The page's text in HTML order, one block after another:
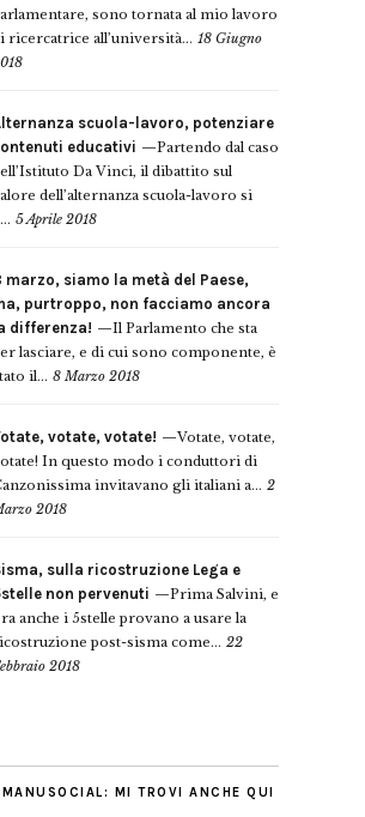
sono tornata al mio lavoro
ricercatrice all’università... 18 Giugno
scuola-lavoro, potenziare
educativi
Partendo dal caso
Da Vinci, il dibattito sul
dell’alternanza scuola-lavoro si
5 Aprile 2018
marzo, siamo la metà del Paese,
purtroppo, non facciamo ancora
differenza!
Il Parlamento che sta
lasciare, e di cui sono componente, è
il... 8 Marzo 2018
votate, votate!
Votate, votate,
In questo modo i conduttori di
invitavano gli italiani a... 2
2018
sulla ricostruzione Lega e
non pervenuti
Prima Salvini, e
anche i 5stelle provano a usare la
post-sisma come... 22
2018
MI TROVI ANCHE QUI